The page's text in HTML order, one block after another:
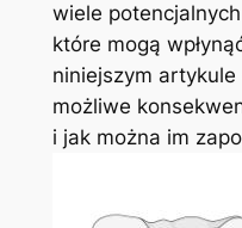
wiele
które mogą
niniejszym
możliwe
i jak można im